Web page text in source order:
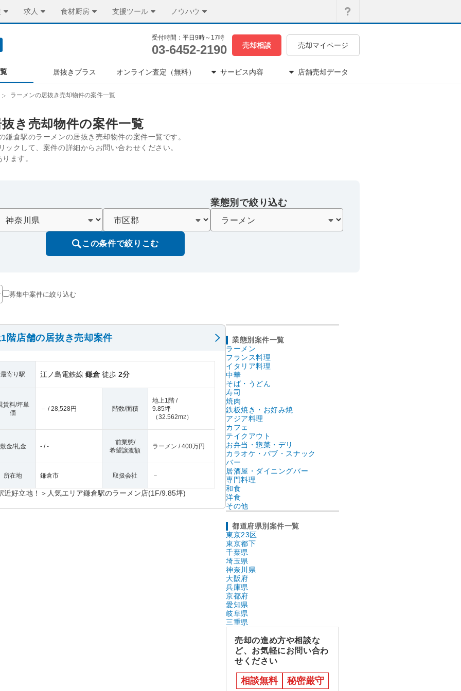
求人 食材厨房 支援ツール ノウハウ
受付時間：平日9時～17時
03-6452-2190 売却相談 売却マイページ
居抜きプラス オンライン査定（無料） サービス内容 店舗売却データ
ラーメンの居抜き売却物件の案件一覧
き売却物件の案件一覧
倉駅のラーメンの居抜き売却物件の案件一覧です。
クして、案件の詳細からお問い合わせください。
ます。
業態別で絞り込む
この条件で絞りこむ
募集中案件に絞り込む
階店舗の居抜き売却案件
最寄り駅 江ノ島電鉄線 鎌倉 徒歩 2分
賃料/坪単
価
－ / 28,528円 階数/面積
地上1階 /
9.85坪
（32.562m2 ）
敷金/礼金 - / -
前業態/
希望譲渡額
ラーメン / 400万円
所在地 鎌倉市 取扱会社 －
近好立地！＞人気エリア鎌倉駅のラーメン店(1F/9.85坪)
業態別案件一覧
ラーメン
フランス料理
イタリア料理
中華
そば・うどん
寿司
焼肉
鉄板焼き・お好み焼
アジア料理
カフェ
テイクアウト
お弁当・惣菜・デリ
カラオケ・パブ・スナック
バー
居酒屋・ダイニングバー
専門料理
和食
洋食
その他
都道府県別案件一覧
東京23区
東京都下
千葉県
埼玉県
神奈川県
大阪府
兵庫県
京都府
愛知県
岐阜県
三重県
売却の進め方や相談な
ど、お気軽にお問い合わ
せください
相談無料 秘密厳守